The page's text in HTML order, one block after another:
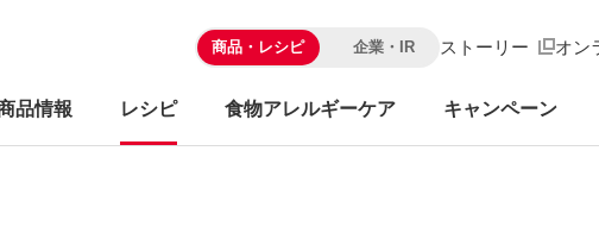
商品・レシピ 企業・IR ストーリー オン
品情報 レシピ 食物アレルギーケア キャンペーン